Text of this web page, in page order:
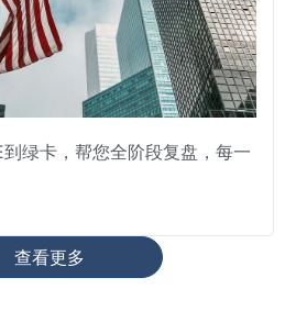
绿卡，帮您全阶段复盘，每一
查看更多